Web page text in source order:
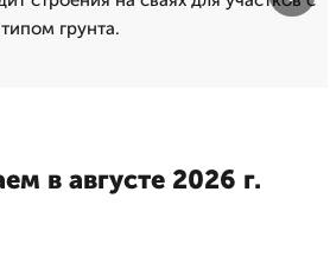
грунта.
в августе 2026 г.